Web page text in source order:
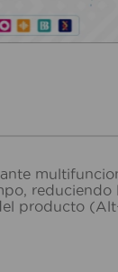
reduciendo
producto